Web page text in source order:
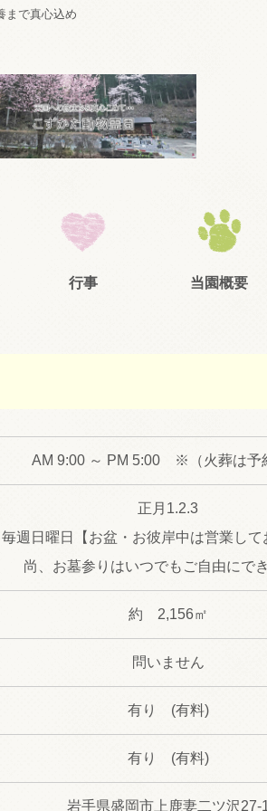
まで真心込め
行事 当園概要
AM 9:00 ～ PM 5:00 ※（火葬は予
正月1.2.3
毎週日曜日【お盆・お彼岸中は営業して
尚、お墓参りはいつでもご自由にでき
約 2,156㎡
問いません
有り (有料)
有り (有料)
岩手県盛岡市上鹿妻二ツ沢27-